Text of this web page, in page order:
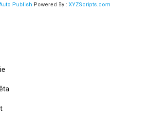
Publish Powered By : XYZScripts.com